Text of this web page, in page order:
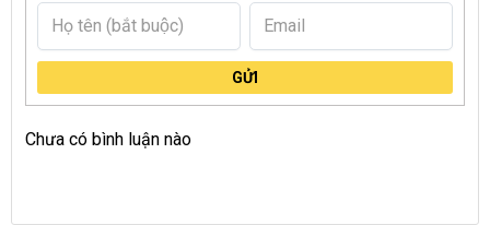
GỬI
Chưa có bình luận nào